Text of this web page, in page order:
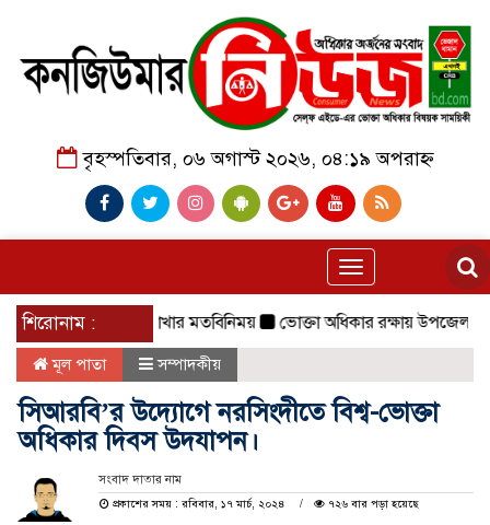
বৃহস্পতিবার, ০৬ অগাস্ট ২০২৬, ০৪:১৯ অপরাহ্ন
Toggle
navigation
শিরোনাম :
ছাতক উপজেলা শাখার মতবিনিময় ভোক্তা অধিকার রক্ষায় উপজেলা
মূল পাতা সম্পাদকীয়
সিআরবি’র উদ্যোগে নরসিংদীতে বিশ্ব-ভোক্তা
অধিকার দিবস উদযাপন।
সংবাদ দাতার নাম
প্রকাশের সময় : রবিবার, ১৭ মার্চ, ২০২৪
৭২৬ বার পড়া হয়েছে